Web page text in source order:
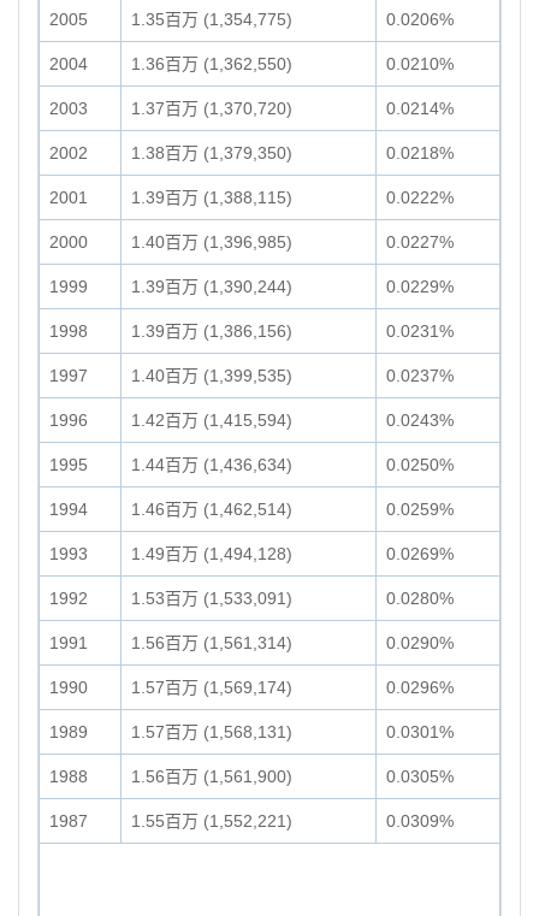
2005 1.35百万 (1,354,775) 0.0206%
2004 1.36百万 (1,362,550) 0.0210%
2003 1.37百万 (1,370,720) 0.0214%
2002 1.38百万 (1,379,350) 0.0218%
2001 1.39百万 (1,388,115) 0.0222%
2000 1.40百万 (1,396,985) 0.0227%
1999 1.39百万 (1,390,244) 0.0229%
1998 1.39百万 (1,386,156) 0.0231%
1997 1.40百万 (1,399,535) 0.0237%
1996 1.42百万 (1,415,594) 0.0243%
1995 1.44百万 (1,436,634) 0.0250%
1994 1.46百万 (1,462,514) 0.0259%
1993 1.49百万 (1,494,128) 0.0269%
1992 1.53百万 (1,533,091) 0.0280%
1991 1.56百万 (1,561,314) 0.0290%
1990 1.57百万 (1,569,174) 0.0296%
1989 1.57百万 (1,568,131) 0.0301%
1988 1.56百万 (1,561,900) 0.0305%
1987 1.55百万 (1,552,221) 0.0309%